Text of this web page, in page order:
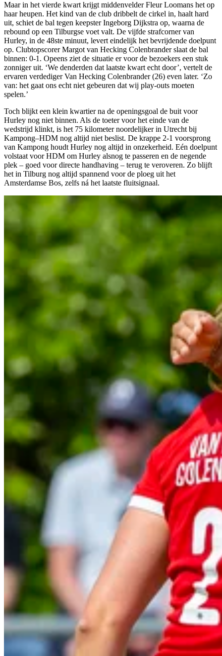
Maar in het vierde kwart krijgt middenvelder Fleur Loomans het op
haar heupen. Het kind van de club dribbelt de cirkel in, haalt hard
uit, schiet de bal tegen keepster Ingeborg Dijkstra op, waarna de
rebound op een Tilburgse voet valt. De vijfde strafcorner van
Hurley, in de 48ste minuut, levert eindelijk het bevrijdende doelpunt
op. Clubtopscorer Margot van Hecking Colenbrander slaat de bal
binnen: 0-1. Opeens ziet de situatie er voor de bezoekers een stuk
zonniger uit. ‘We denderden dat laatste kwart echt door’, vertelt de
ervaren verdediger Van Hecking Colenbrander (26) even later. ‘Zo
van: het gaat ons echt niet gebeuren dat wij play-outs moeten
spelen.’
Toch blijkt een klein kwartier na de openingsgoal de buit voor
Hurley nog niet binnen. Als de toeter voor het einde van de
wedstrijd klinkt, is het 75 kilometer noordelijker in Utrecht bij
Kampong–HDM nog altijd niet beslist. De krappe 2-1 voorsprong
van Kampong houdt Hurley nog altijd in onzekerheid. Eén doelpunt
volstaat voor HDM om Hurley alsnog te passeren en de negende
plek – goed voor directe handhaving – terug te veroveren. Zo blijft
het in Tilburg nog altijd spannend voor de ploeg uit het
Amsterdamse Bos, zelfs ná het laatste fluitsignaal.